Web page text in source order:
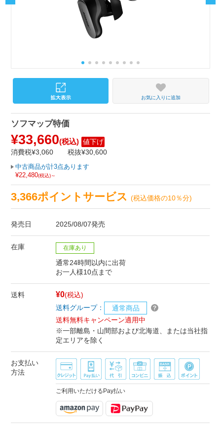
お気に入りに追加
ソフマップ特価
¥33,660(税込) 値下げ
消費税¥3,060
税抜¥30,600
中古商品が計3点あります
¥22,480(税込)～
3,366ポイントサービス(税込価格の10％分)
発売日 2025/08/07発売
在庫 在庫あり
通常24時間以内に出荷
お一人様10点まで
送料 ¥0(税込)
送料グループ：
通常商品
送料無料キャンペーン適用中
※一部離島・山間部および北海道、または当社指
定エリアを除く
お支払い
方法
ご利用いただけるPay払い